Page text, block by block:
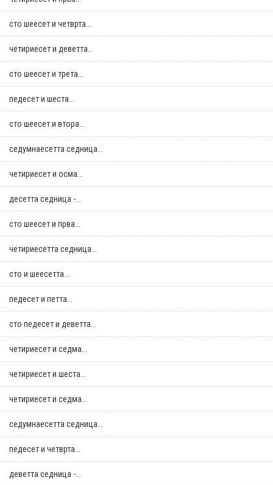
сто шеесет и четврта...
четириесет и деветта...
сто шеесет и трета...
педесет и шеста...
сто шеесет и втора...
седумнаесетта седница...
четириесет и осма...
десетта седница -...
сто шеесет и прва...
четириесетта седница...
сто и шеесетта...
педесет и петта...
сто педесет и деветта...
четириесет и седма...
четириесет и шеста...
четириесет и седма...
седумнаесетта седница...
педесет и четврта...
деветта седница -...